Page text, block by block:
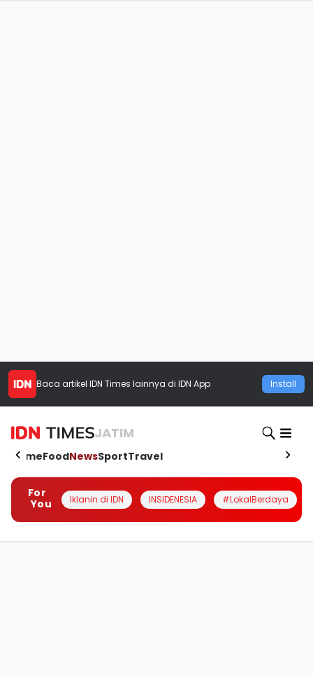
Baca artikel IDN Times lainnya di IDN App Install
JATIM
HomeFoodNewsSportTravel
For
You
Iklanin di IDN INSIDENESIA #LokalBerdaya